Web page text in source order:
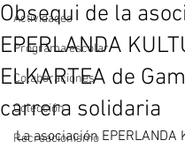
Actividades
Programa escolar
Colaboraciones
Colección
Recreacionismo
Obsequi de la
EPERLANDA
ELKARTEA de
carrera solidaria
La asociación EPERLANDA